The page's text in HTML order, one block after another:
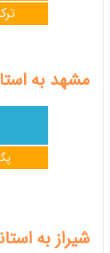
مشهد به
شیراز به